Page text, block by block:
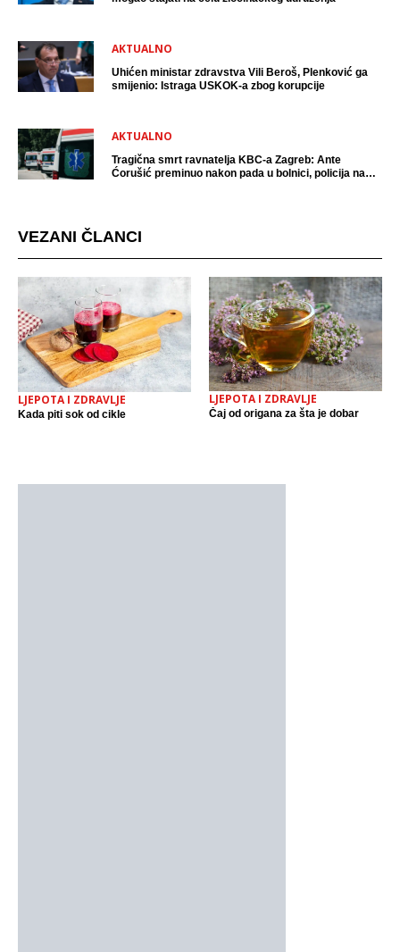
AKTUALNO
Uhićen ministar zdravstva Vili Beroš, Plenković ga
smijenio: Istraga USKOK-a zbog korupcije
AKTUALNO
Tragična smrt ravnatelja KBC-a Zagreb: Ante
Ćorušić preminuo nakon pada u bolnici, policija na
VEZANI ČLANCI
LJEPOTA I ZDRAVLJE
Kada piti sok od cikle
LJEPOTA I ZDRAVLJE
Čaj od origana za šta je dobar